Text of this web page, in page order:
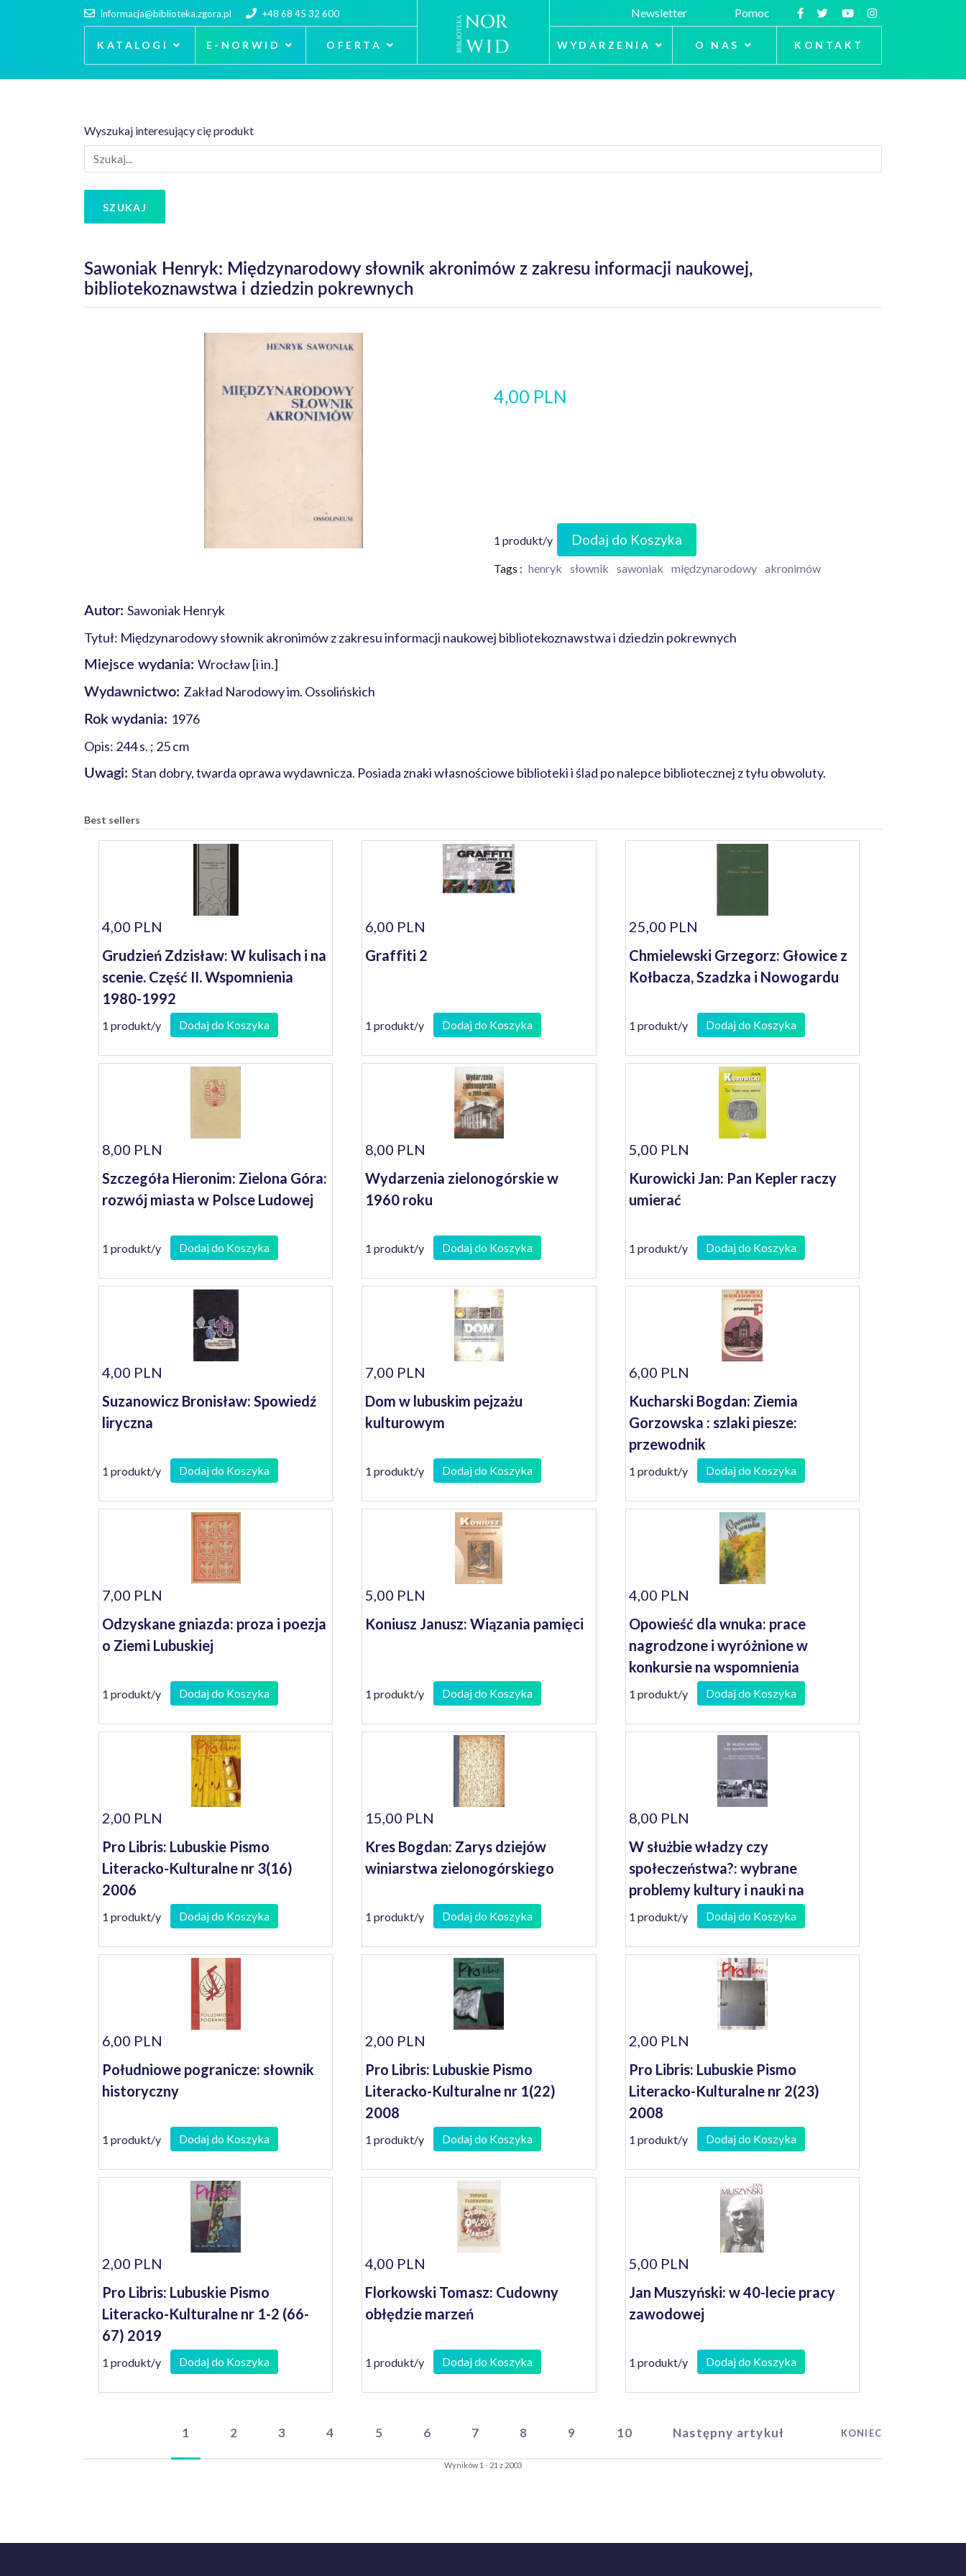
informacja@biblioteka.zgora.pl +48 68 45 32 600
KATALOGI E-NORWID OFERTA
Newsletter Pomoc
WYDARZENIA O NAS KONTAKT
Wyszukaj interesujący cię produkt
SZUKAJ
Sawoniak Henryk: Międzynarodowy słownik akronimów z zakresu informacji naukowej,
bibliotekoznawstwa i dziedzin pokrewnych
4,00 PLN
1 produkt/y Dodaj do Koszyka
Tags : henryk słownik sawoniak międzynarodowy akronimów
Autor: Sawoniak Henryk
Tytuł: Międzynarodowy słownik akronimów z zakresu informacji naukowej bibliotekoznawstwa i dziedzin pokrewnych
Miejsce wydania: Wrocław [i in.]
Wydawnictwo: Zakład Narodowy im. Ossolińskich
Rok wydania: 1976
Opis: 244 s. ; 25 cm
Uwagi: Stan dobry, twarda oprawa wydawnicza. Posiada znaki własnościowe biblioteki i ślad po nalepce bibliotecznej z tyłu obwoluty.
Best sellers
4,00 PLN
Grudzień Zdzisław: W kulisach i na
scenie. Część II. Wspomnienia
1980-1992
1 produkt/y Dodaj do Koszyka
6,00 PLN
Graffiti 2
1 produkt/y Dodaj do Koszyka
25,00 PLN
Chmielewski Grzegorz: Głowice z
Kołbacza, Szadzka i Nowogardu
1 produkt/y Dodaj do Koszyka
8,00 PLN
Szczegóła Hieronim: Zielona Góra:
rozwój miasta w Polsce Ludowej
1 produkt/y Dodaj do Koszyka
8,00 PLN
Wydarzenia zielonogórskie w
1960 roku
1 produkt/y Dodaj do Koszyka
5,00 PLN
Kurowicki Jan: Pan Kepler raczy
umierać
1 produkt/y Dodaj do Koszyka
4,00 PLN
Suzanowicz Bronisław: Spowiedź
liryczna
1 produkt/y Dodaj do Koszyka
7,00 PLN
Dom w lubuskim pejzażu
kulturowym
1 produkt/y Dodaj do Koszyka
6,00 PLN
Kucharski Bogdan: Ziemia
Gorzowska : szlaki piesze:
przewodnik
1 produkt/y Dodaj do Koszyka
7,00 PLN
Odzyskane gniazda: proza i poezja
o Ziemi Lubuskiej
1 produkt/y Dodaj do Koszyka
5,00 PLN
Koniusz Janusz: Wiązania pamięci
1 produkt/y Dodaj do Koszyka
4,00 PLN
Opowieść dla wnuka: prace
nagrodzone i wyróżnione w
konkursie na wspomnienia
seniorów
1 produkt/y Dodaj do Koszyka
2,00 PLN
Pro Libris: Lubuskie Pismo
Literacko-Kulturalne nr 3(16)
2006
1 produkt/y Dodaj do Koszyka
15,00 PLN
Kres Bogdan: Zarys dziejów
winiarstwa zielonogórskiego
1 produkt/y Dodaj do Koszyka
8,00 PLN
W służbie władzy czy
społeczeństwa?: wybrane
problemy kultury i nauki na
Środkowym Nadodrzu w latach
1945-1989
1 produkt/y Dodaj do Koszyka
6,00 PLN
Południowe pogranicze: słownik
historyczny
1 produkt/y Dodaj do Koszyka
2,00 PLN
Pro Libris: Lubuskie Pismo
Literacko-Kulturalne nr 1(22)
2008
1 produkt/y Dodaj do Koszyka
2,00 PLN
Pro Libris: Lubuskie Pismo
Literacko-Kulturalne nr 2(23)
2008
1 produkt/y Dodaj do Koszyka
2,00 PLN
Pro Libris: Lubuskie Pismo
Literacko-Kulturalne nr 1-2 (66-
67) 2019
1 produkt/y Dodaj do Koszyka
4,00 PLN
Florkowski Tomasz: Cudowny
obłędzie marzeń
1 produkt/y Dodaj do Koszyka
5,00 PLN
Jan Muszyński: w 40-lecie pracy
zawodowej
1 produkt/y Dodaj do Koszyka
1 2 3 4 5 6 7 8 9 10 Następny artykuł KONIEC
Wyników 1 - 21 z 2003